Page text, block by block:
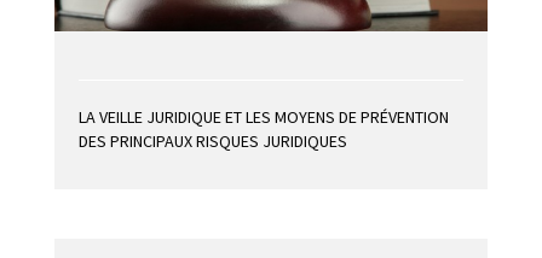
LA VEILLE JURIDIQUE ET LES MOYENS DE PRÉVENTION
DES PRINCIPAUX RISQUES JURIDIQUES